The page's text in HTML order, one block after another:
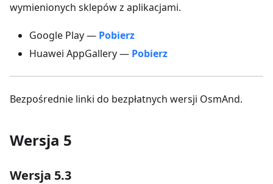
wymienionych sklepów z aplikacjami.
Google Play — Pobierz
Huawei AppGallery — Pobierz
Bezpośrednie linki do bezpłatnych wersji OsmAnd.
Wersja 5
Wersja 5.3